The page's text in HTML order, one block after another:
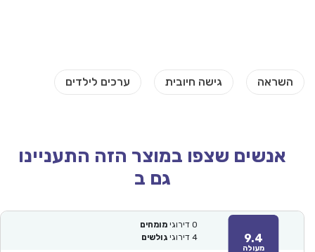
אנשים שצפו במוצר הזה התעניינו
גם ב
9.4
מעולה
0 דירוגי מומחים
4 דירוגי גולשים